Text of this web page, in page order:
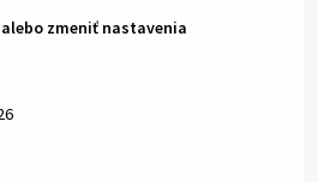
zmeniť nastavenia